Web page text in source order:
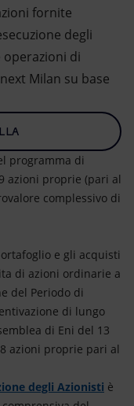
fornite
degli
di
Milan su base
programma di
azioni proprie (pari al
complessivo di
e gli acquisti
di azioni ordinarie a
del Periodo di
di lungo
di Eni del 13
azioni proprie pari al
degli Azionisti è